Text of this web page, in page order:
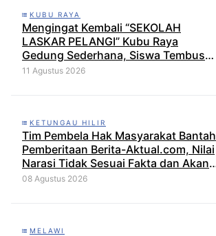
KUBU RAYA
Mengingat Kembali “SEKOLAH
LASKAR PELANGI” Kubu Raya
Gedung Sederhana, Siswa Tembus
Juara Sains Provisi
11 Agustus 2026
KETUNGAU HILIR
Tim Pembela Hak Masyarakat Bantah
Pemberitaan Berita-Aktual.com, Nilai
Narasi Tidak Sesuai Fakta dan Akan
Tempuh Jalur Dewan Pers
08 Agustus 2026
MELAWI